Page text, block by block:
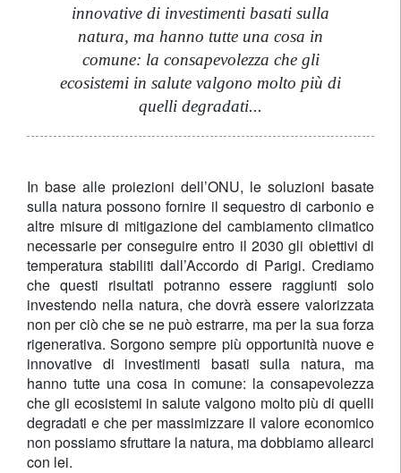
innovative di investimenti basati sulla
natura, ma hanno tutte una cosa in
comune: la consapevolezza che gli
ecosistemi in salute valgono molto più di
quelli degradati...
In base alle proiezioni dell’ONU, le soluzioni basate
sulla natura possono fornire il sequestro di carbonio e
altre misure di mitigazione del cambiamento climatico
necessarie per conseguire entro il 2030 gli obiettivi di
temperatura stabiliti dall’Accordo di Parigi. Crediamo
che questi risultati potranno essere raggiunti solo
investendo nella natura, che dovrà essere valorizzata
non per ciò che se ne può estrarre, ma per la sua forza
rigenerativa. Sorgono sempre più opportunità nuove e
innovative di investimenti basati sulla natura, ma
hanno tutte una cosa in comune: la consapevolezza
che gli ecosistemi in salute valgono molto più di quelli
degradati e che per massimizzare il valore economico
non possiamo sfruttare la natura, ma dobbiamo allearci
con lei.